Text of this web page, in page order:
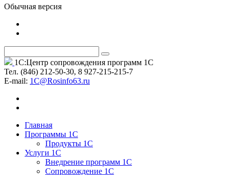
Обычная версия
1С:Центр сопровождения программ 1С
Тел. (846) 212-50-30, 8 927-215-215-7
Е-mail: 1C@Rosinfo63.ru
Главная
Программы 1С
Продукты 1С
Услуги 1С
Внедрение программ 1С
Сопровождение 1С